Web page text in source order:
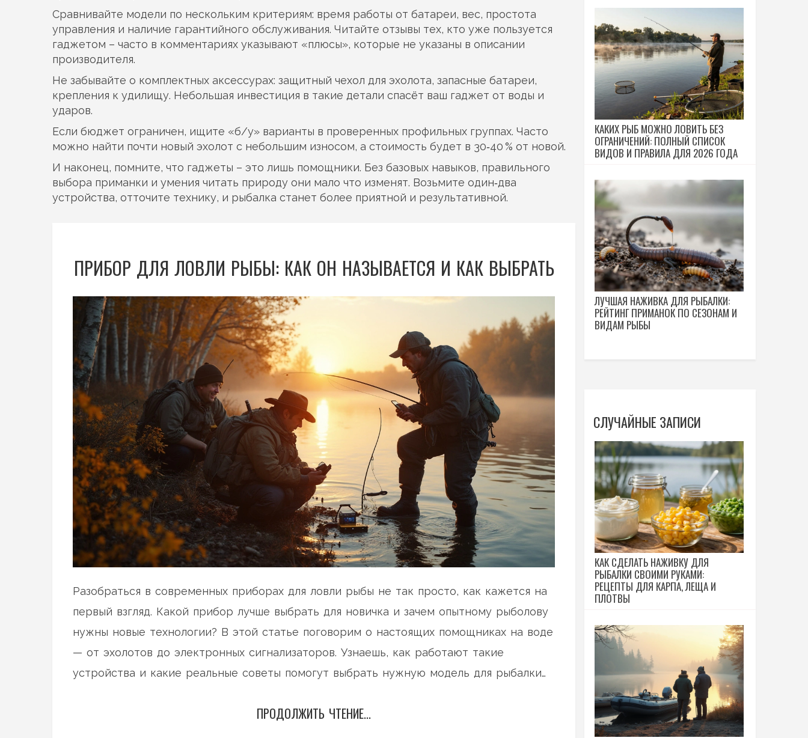
Сравнивайте модели по нескольким критериям: время работы от батареи, вес, простота
управления и наличие гарантийного обслуживания. Читайте отзывы тех, кто уже пользуется
гаджетом – часто в комментариях указывают «плюсы», которые не указаны в описании
производителя.
Не забывайте о комплектных аксессурах: защитный чехол для эхолота, запасные батареи,
крепления к удилищу. Небольшая инвестиция в такие детали спасёт ваш гаджет от воды и
ударов.
Если бюджет ограничен, ищите «б/у» варианты в проверенных профильных группах. Часто
можно найти почти новый эхолот с небольшим износом, а стоимость будет в 30‑40 % от новой.
И наконец, помните, что гаджеты – это лишь помощники. Без базовых навыков, правильного
выбора приманки и умения читать природу они мало что изменят. Возьмите один‑два
устройства, отточите технику, и рыбалка станет более приятной и результативной.
ПРИБОР ДЛЯ ЛОВЛИ РЫБЫ: КАК ОН НАЗЫВАЕТСЯ И КАК ВЫБРАТЬ
Разобраться в современных приборах для ловли рыбы не так просто, как кажется на
первый взгляд. Какой прибор лучше выбрать для новичка и зачем опытному рыболову
нужны новые технологии? В этой статье поговорим о настоящих помощниках на воде
— от эхолотов до электронных сигнализаторов. Узнаешь, как работают такие
устройства и какие реальные советы помогут выбрать нужную модель для рыбалки
ПРОДОЛЖИТЬ ЧТЕНИЕ...
КАКИХ РЫБ МОЖНО ЛОВИТЬ БЕЗ
ОГРАНИЧЕНИЙ: ПОЛНЫЙ СПИСОК
ВИДОВ И ПРАВИЛА ДЛЯ 2026 ГОДА
ЛУЧШАЯ НАЖИВКА ДЛЯ РЫБАЛКИ:
РЕЙТИНГ ПРИМАНОК ПО СЕЗОНАМ И
ВИДАМ РЫБЫ
СЛУЧАЙНЫЕ ЗАПИСИ
КАК СДЕЛАТЬ НАЖИВКУ ДЛЯ
РЫБАЛКИ СВОИМИ РУКАМИ:
РЕЦЕПТЫ ДЛЯ КАРПА, ЛЕЩА И
ПЛОТВЫ